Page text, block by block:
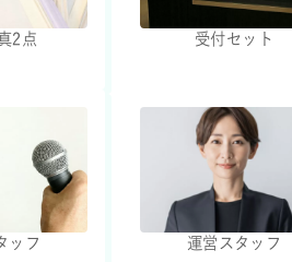
2点 受付セット
ッフ 運営スタッフ